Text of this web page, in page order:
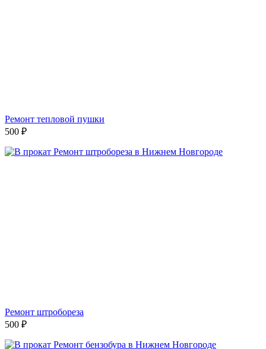
Ремонт тепловой пушки
500 ₽
Ремонт штробореза
500 ₽